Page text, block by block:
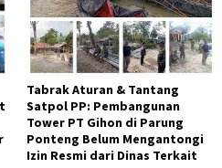
Tabrak Aturan & Tantang
Satpol PP: Pembangunan
Tower PT Gihon di Parung
Ponteng Belum Mengantongi
Izin Resmi dari Dinas Terkait